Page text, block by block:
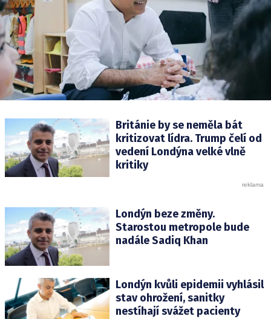
Británie by se neměla bát
kritizovat lídra. Trump čelí od
vedení Londýna velké vlně
kritiky
Londýn beze změny.
Starostou metropole bude
nadále Sadiq Khan
Londýn kvůli epidemii vyhlásil
stav ohrožení, sanitky
nestíhají svážet pacienty